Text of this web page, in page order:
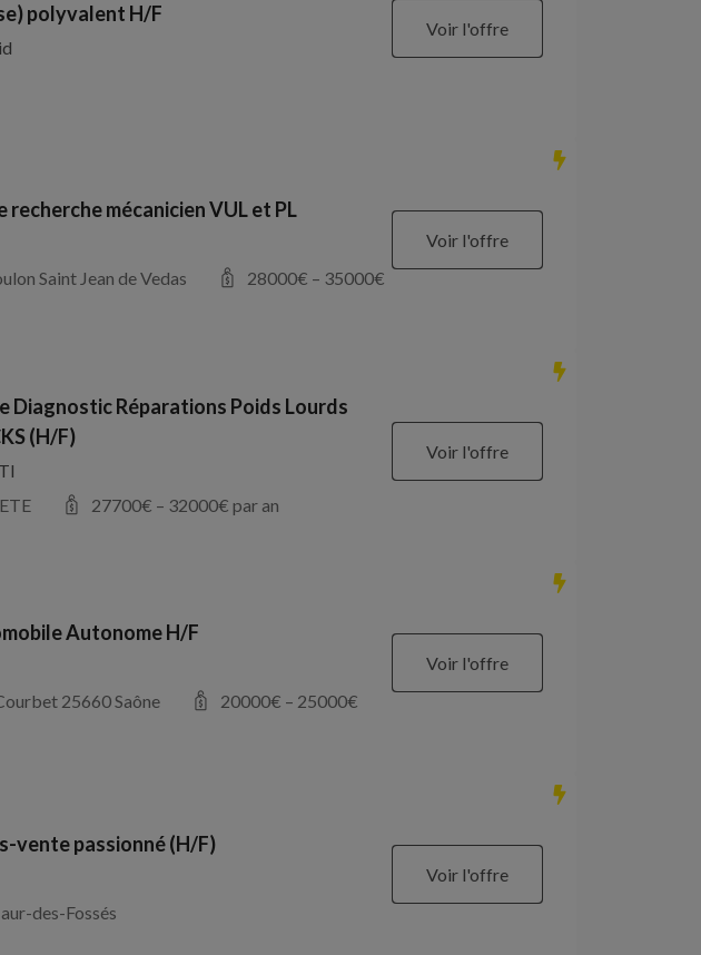
polyvalent H/F
Voir l'offre
recherche mécanicien VUL et PL
Saint Jean de Vedas
28000€ – 35000€
Voir l'offre
Diagnostic Réparations Poids Lourds
(H/F)
27700€ – 32000€ par an
Voir l'offre
Autonome H/F
25660 Saône
20000€ – 25000€
Voir l'offre
vente passionné (H/F)
des-Fossés
Voir l'offre